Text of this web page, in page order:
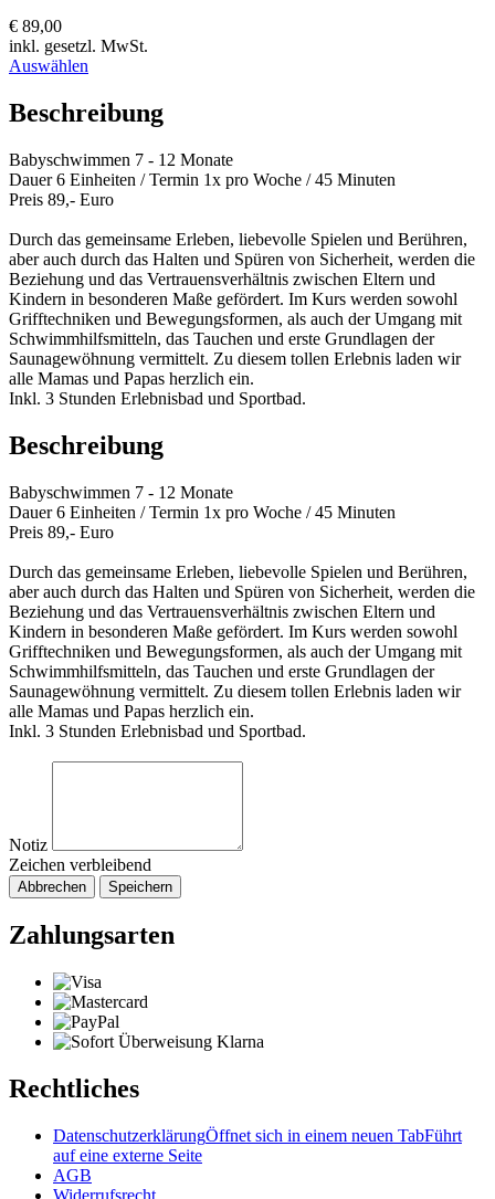
€ 89,00
inkl. gesetzl. MwSt.
Auswählen
Beschreibung
Babyschwimmen 7 - 12 Monate
Dauer 6 Einheiten / Termin 1x pro Woche / 45 Minuten
Preis 89,- Euro
Durch das gemeinsame Erleben, liebevolle Spielen und Berühren,
aber auch durch das Halten und Spüren von Sicherheit, werden die
Beziehung und das Vertrauensverhältnis zwischen Eltern und
Kindern in besonderen Maße gefördert. Im Kurs werden sowohl
Grifftechniken und Bewegungsformen, als auch der Umgang mit
Schwimmhilfsmitteln, das Tauchen und erste Grundlagen der
Saunagewöhnung vermittelt. Zu diesem tollen Erlebnis laden wir
alle Mamas und Papas herzlich ein.
Inkl. 3 Stunden Erlebnisbad und Sportbad.
Beschreibung
Babyschwimmen 7 - 12 Monate
Dauer 6 Einheiten / Termin 1x pro Woche / 45 Minuten
Preis 89,- Euro
Durch das gemeinsame Erleben, liebevolle Spielen und Berühren,
aber auch durch das Halten und Spüren von Sicherheit, werden die
Beziehung und das Vertrauensverhältnis zwischen Eltern und
Kindern in besonderen Maße gefördert. Im Kurs werden sowohl
Grifftechniken und Bewegungsformen, als auch der Umgang mit
Schwimmhilfsmitteln, das Tauchen und erste Grundlagen der
Saunagewöhnung vermittelt. Zu diesem tollen Erlebnis laden wir
alle Mamas und Papas herzlich ein.
Inkl. 3 Stunden Erlebnisbad und Sportbad.
Notiz
Zeichen verbleibend
Abbrechen Speichern
Zahlungsarten
Rechtliches
DatenschutzerklärungÖffnet sich in einem neuen TabFührt
auf eine externe Seite
AGB
Widerrufsrecht